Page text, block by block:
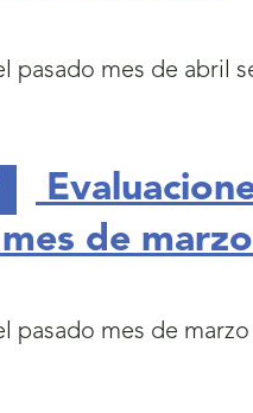
pasado mes de abril
de marzo
pasado mes de